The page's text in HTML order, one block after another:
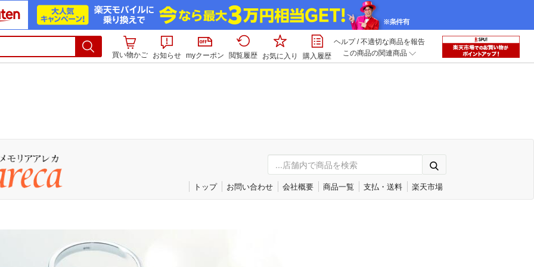
買い物かご お知らせ myクーポン 閲覧履歴 お気に入り 購入履歴
ヘルプ/不適切な商品を報告
この商品の関連商品